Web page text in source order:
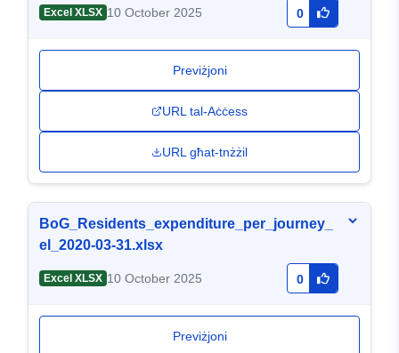
Excel XLSX 10 October 2025 0
Previżjoni
URL tal-Aċċess
URL għat-tnżżil
BoG_Residents_expenditure_per_journey_
el_2020-03-31.xlsx
Excel XLSX 10 October 2025 0
Previżjoni